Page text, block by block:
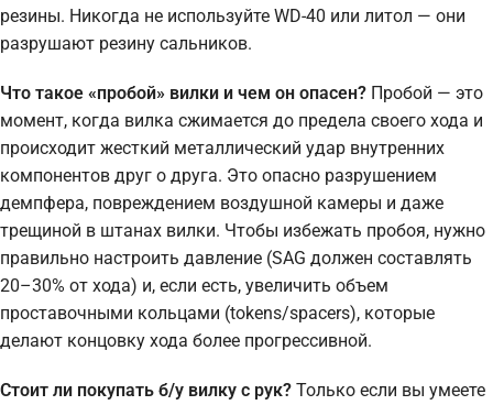
резины. Никогда не используйте WD-40 или литол — они
разрушают резину сальников.
Что такое «пробой» вилки и чем он опасен? Пробой — это
момент, когда вилка сжимается до предела своего хода и
происходит жесткий металлический удар внутренних
компонентов друг о друга. Это опасно разрушением
демпфера, повреждением воздушной камеры и даже
трещиной в штанах вилки. Чтобы избежать пробоя, нужно
правильно настроить давление (SAG должен составлять
20–30% от хода) и, если есть, увеличить объем
проставочными кольцами (tokens/spacers), которые
делают концовку хода более прогрессивной.
Стоит ли покупать б/у вилку с рук? Только если вы умеете